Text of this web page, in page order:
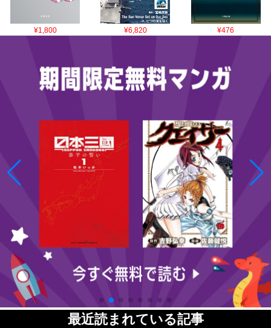
¥1,800 ¥6,820 ¥476
最近読まれている記事